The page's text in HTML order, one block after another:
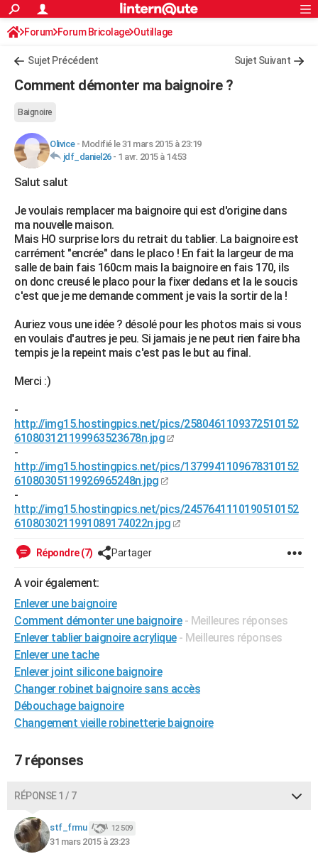
ACTUALITÉS
Politique
Société
Faits Divers
Education
Monde
Villes
+
AUTO
Essais
Réserver un essai
Citadines
Berlines
SUV
Forum auto
+HIGH-TECH
Mobiles
Meilleur smartphone
Internet
Ordinateurs
Jeux vidéo
Guide high-tech
+
Forum
Aménagement intérieur
Extérieur
Cuisine
Salle de bains
Jardinage
Rangement
Guides de France
Escapades
Patrimoine
Expositions
Musées
Week-end nature
+LIFESTYLE
Art de vivre
Bien-être
Loisirs
Mode
Modes de vie
SANTE
Alimentation
Guide de la santé
Maladies
Médicaments
Sommeil
Destinations
City break
Voyage nature
Voyage de noces
PHOTO
CARTE DE VOEUX
Carte de Noël
Carte Bonne année
Carte Saint-Valentin
Carte Pâques
Carte d'anniversaire
DICTIONNAIRE
Dictionnaire
Biographies
Citations
Expressions
Proverbes
PROGRAMME TV
COPAINS D'AVANT
Bricolage
S'inscrire
Connexion
Forum Forum Bricolage Outillage
Sujet Précédent Sujet Suivant
Comment démonter ma baignoire ?
Baignoire
Olivice- Modifié le 31 mars 2015 à 23:19
jdf_daniel26- 1 avr. 2015 à 14:53
Salut salut
Je voulais remplacer ma baignoire qui est d'origine dans
ma nouvelle maison.
Mais HO surprise lors du retrait du tablier. La baignoire est
carrément "encrée" dans le placo ! En fait la largeur de ma
salle de bain fais 160cm mais la baignoire en fais 170, ils
on donc creusé le placo pour la fixer dedans et la le soucis
c'est que je me demande comment je vais la sortir de la !
Auriez vous une idée ? désolé pour les photos mais si vous
en voulais d'autres je peu. Si jamais je ne peut rien faire bha
tempis je la repeint mais c'est pas le but au final.
Merci :)
-
http://img15.hostingpics.net/pics/2580461109372510152
610803121199963523678n.jpg
-
http://img15.hostingpics.net/pics/1379941109678310152
61080305119926965248n.jpg
-
http://img15.hostingpics.net/pics/2457641110190510152
6108030211991089174022n.jpg
Répondre (7) Partager
A voir également:
Enlever une baignoire
Comment démonter une baignoire - Meilleures réponses
Enlever tablier baignoire acrylique - Meilleures réponses
Enlever une tache
Enlever joint silicone baignoire
Changer robinet baignoire sans accès
Débouchage baignoire
Changement vieille robinetterie baignoire
7 réponses
RÉPONSE 1 / 7
stf_frmu 12 509
31 mars 2015 à 23:23